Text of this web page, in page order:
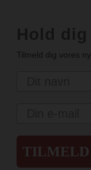
Tilmeld dig vores
TILMELD